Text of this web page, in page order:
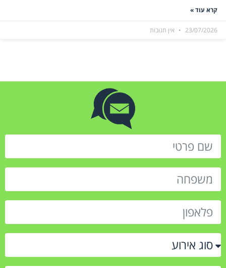
קרא עוד »
23/07/2026 אין תגובות